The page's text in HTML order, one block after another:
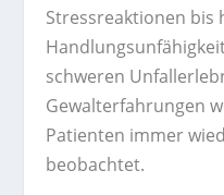
Stressreaktionen bis
schweren
Gewalterfahrungen
Patienten immer
beobachtet.